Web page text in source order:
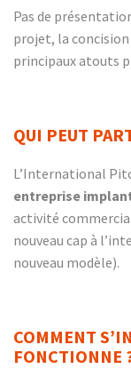
Pas de
projet, la
principaux atouts
QUI PEUT
L’International
entreprise
activité
nouveau cap à
nouveau modèle).
COMMENT
FONCTIONNE